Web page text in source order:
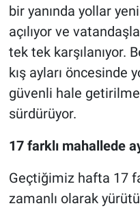
bir yanında yollar
açılıyor ve
tek tek karşılanıyor.
kış ayları öncesinde
güvenli hale
sürdürüyor.
17 farklı mahallede
Geçtiğimiz hafta 17
zamanlı olarak